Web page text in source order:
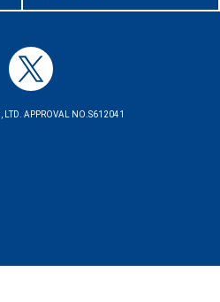
LTD. APPROVAL NO.S612041